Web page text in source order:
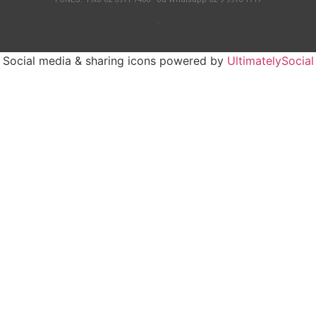
.
Social media & sharing icons powered by UltimatelySocial